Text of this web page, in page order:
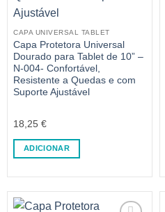
CAPA UNIVERSAL TABLET
Capa Protetora Universal
Dourado para Tablet de 10” –
N-004- Confortável,
Resistente a Quedas e com
Suporte Ajustável
18,25 €
ADICIONAR